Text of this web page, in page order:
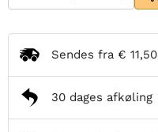
Sendes fra € 11,50
30 dages afkøling